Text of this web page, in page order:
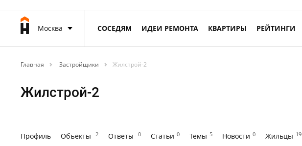
Москва СОСЕДЯМ ИДЕИ РЕМОНТА КВАРТИРЫ РЕЙТИНГИ
Главная Застройщики Жилстрой-2
Жилстрой-2
Профиль Объекты 2 Ответы 0 Статьи 0 Темы 5 Новости 0 Жильцы 19